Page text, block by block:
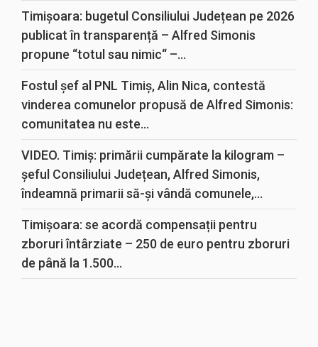
Timișoara: bugetul Consiliului Județean pe 2026
publicat în transparență – Alfred Simonis
propune “totul sau nimic“ –...
Fostul șef al PNL Timiș, Alin Nica, contestă
vinderea comunelor propusă de Alfred Simonis:
comunitatea nu este...
VIDEO. Timiș: primării cumpărate la kilogram –
șeful Consiliului Județean, Alfred Simonis,
îndeamnă primarii să-și vândă comunele,...
Timișoara: se acordă compensații pentru
zboruri întârziate – 250 de euro pentru zboruri
de până la 1.500...